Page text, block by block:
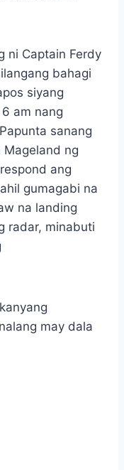
ni Captain Ferdy
bahagi
siyang
am nang
sanang
Mageland ng
ang
gumagabi na
na landing
radar, minabuti
may dala